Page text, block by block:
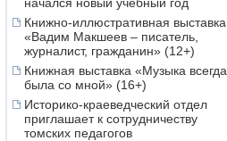
Книжно-иллюстративная выставка
«Вадим Макшеев – писатель,
журналист, гражданин» (12+)
Книжная выставка «Музыка всегда
была со мной» (16+)
Историко-краеведческий отдел
приглашает к сотрудничеству
томских педагогов